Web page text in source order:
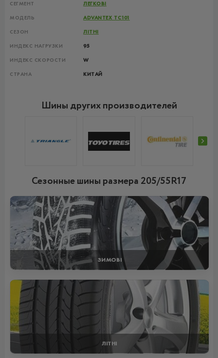
СЕГМЕНТ ЛЕГКОВІ
МОДЕЛЬ ADVANTEX TC101
СЕЗОН ЛІТНІ
ИНДЕКС НАГРУЗКИ 95
ИНДЕКС СКОРОСТИ W
СТРАНА КИТАЙ
Шины других производителей
Сезонные шины размера 205/55R17
ЗИМОВІ
ЛІТНІ